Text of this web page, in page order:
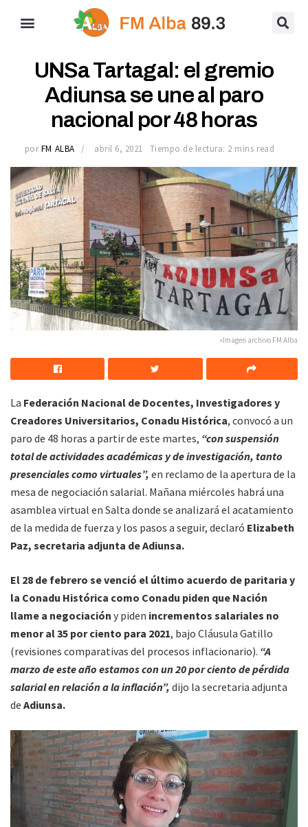
UNSa Tartagal: el gremio
Adiunsa se une al paro
nacional por 48 horas
por FM ALBA abril 6, 2021 Tiempo de lectura: 2 mins read
»Imagen archivo FM Alba
La Federación Nacional de Docentes, Investigadores y
Creadores Universitarios, Conadu Histórica, convocó a un
paro de 48 horas a partir de este martes, “con suspensión
total de actividades académicas y de investigación, tanto
presenciales como virtuales”, en reclamo de la apertura de la
mesa de negociación salarial. Mañana miércoles habrá una
asamblea virtual en Salta donde se analizará el acatamiento
de la medida de fuerza y los pasos a seguir, declaró Elizabeth
Paz, secretaria adjunta de Adiunsa.
El 28 de febrero se venció el último acuerdo de paritaria y
la Conadu Histórica como Conadu piden que Nación
llame a negociación y piden incrementos salariales no
menor al 35 por ciento para 2021, bajo Cláusula Gatillo
(revisiones comparativas del procesos inflacionario). “A
marzo de este año estamos con un 20 por ciento de pérdida
salarial en relación a la inflación”, dijo la secretaria adjunta
de Adiunsa.